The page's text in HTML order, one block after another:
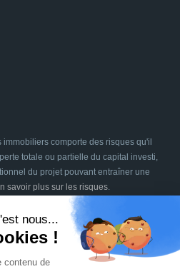
comporte des risques qu'il
totale ou partielle du capital investi,
du projet pouvant entraîner une
savoir plus sur les risques.